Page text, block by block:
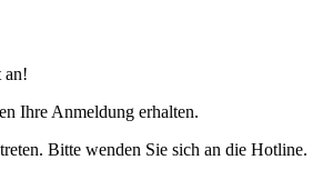
an!
Ihre Anmeldung erhalten.
Bitte wenden Sie sich an die Hotline.